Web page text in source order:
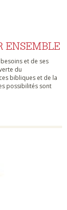
ENSEMBLE
et de ses
du
bibliques et de la
possibilités sont